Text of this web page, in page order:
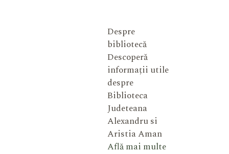
Despre
bibliotecă
Descoperă
informații utile
despre
Biblioteca
Judeteana
Alexandru si
Aristia Aman
Află mai multe